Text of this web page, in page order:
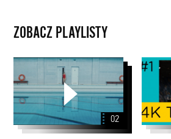
ZOBACZ PLAYLISTY
Nagrody
Specjalne
PYD
2020
02
Muzeum
w
4K